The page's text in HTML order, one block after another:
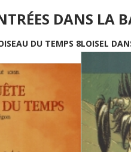
DANS LA
DU TEMPS 8LOISEL